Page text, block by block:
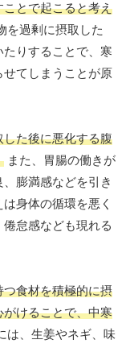
とで起こると考え
を過剰に摂取した
りすることで、寒
てしまうことが原
た後に悪化する腹
また、胃腸の働きが
膨満感などを引き
身体の循環を悪く
怠感なども現れる
食材を積極的に摂
けることで、中寒
は、生姜やネギ、味